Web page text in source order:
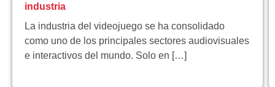
industria
La industria del videojuego se ha consolidado
como uno de los principales sectores audiovisuales
e interactivos del mundo. Solo en […]